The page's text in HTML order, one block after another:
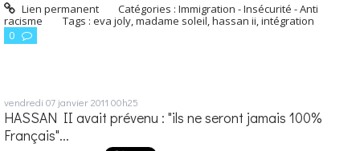
Lien permanent Catégories :Immigration - Insécurité - Anti
racisme
Tags : eva joly, madame soleil hassan ii intégration
0
vendredi 07 janvier 2011 00h25
HASSAN II avait prévenu : "ils ne seront jamais 100%
Français"...